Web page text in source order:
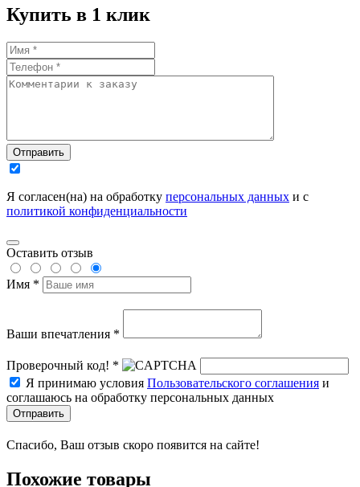
Купить в 1 клик
Отправить
Я согласен(на) на обработку персональных данных и с
политикой конфиденциальности
Оставить отзыв
Имя *
Ваши впечатления *
Проверочный код! *
Я принимаю условия Пользовательского соглашения и
соглашаюсь на обработку персональных данных
Отправить
Спасибо, Ваш отзыв скоро появится на сайте!
Похожие товары